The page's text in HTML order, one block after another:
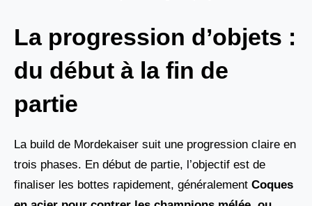
La progression d’objets :
du début à la fin de
partie
La build de Mordekaiser suit une progression claire en
trois phases. En début de partie, l’objectif est de
finaliser les bottes rapidement, généralement Coques